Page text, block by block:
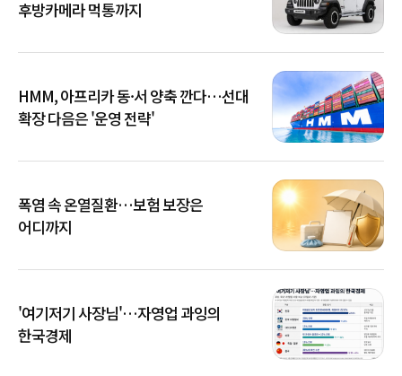
후방카메라 먹통까지
HMM, 아프리카 동·서 양축 깐다…선대
확장 다음은 '운영 전략'
폭염 속 온열질환…보험 보장은
어디까지
'여기저기 사장님'…자영업 과잉의
한국경제